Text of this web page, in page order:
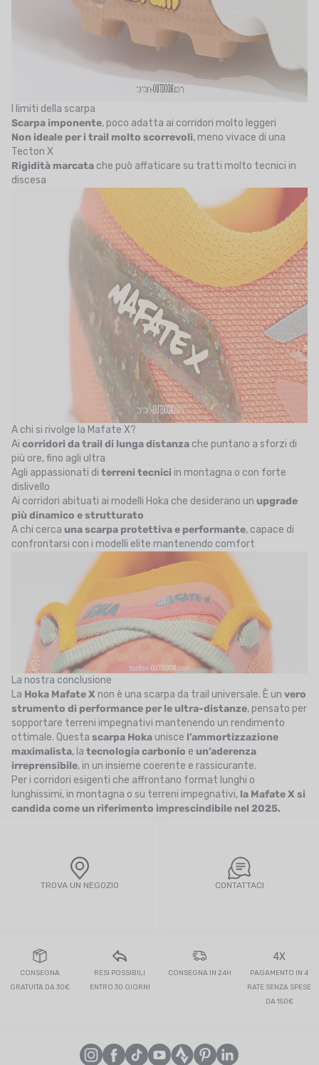
I limiti della scarpa
Scarpa imponente, poco adatta ai corridori molto leggeri
Non ideale per i trail molto scorrevoli, meno vivace di una
Tecton X
Rigidità marcata che può affaticare su tratti molto tecnici in
discesa
A chi si rivolge la Mafate X?
Ai corridori da trail di lunga distanza che puntano a sforzi di
più ore, fino agli ultra
Agli appassionati di terreni tecnici in montagna o con forte
dislivello
Ai corridori abituati ai modelli Hoka che desiderano un upgrade
più dinamico e strutturato
A chi cerca una scarpa protettiva e performante, capace di
confrontarsi con i modelli elite mantenendo comfort
La nostra conclusione
La Hoka Mafate X non è una scarpa da trail universale. È un vero
strumento di performance per le ultra-distanze, pensato per
sopportare terreni impegnativi mantenendo un rendimento
ottimale. Questa scarpa Hoka unisce l’ammortizzazione
maximalista, la tecnologia carbonio e un’aderenza
irreprensibile, in un insieme coerente e rassicurante.
Per i corridori esigenti che affrontano format lunghi o
lunghissimi, in montagna o su terreni impegnativi, la Mafate X si
candida come un riferimento imprescindibile nel 2025.
TROVA UN NEGOZIO CONTATTACI
CONSEGNA
GRATUITA DA 30€
RESI POSSIBILI
ENTRO 30 GIORNI
CONSEGNA IN 24H
4X
PAGAMENTO IN 4
RATE SENZA SPESE
DA 150€